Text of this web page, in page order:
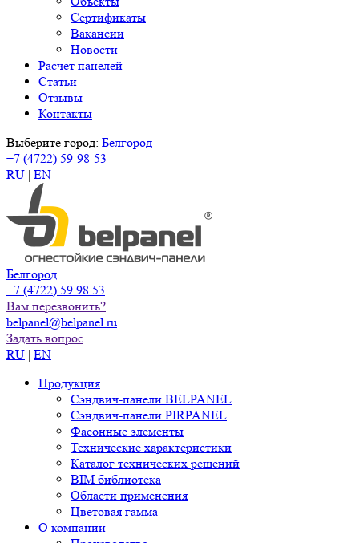
Сертификаты
Вакансии
Новости
Расчет панелей
Статьи
Отзывы
Контакты
Выберите город: Белгород
+7 (4722) 59-98-53
RU | EN
Белгород
+7 (4722) 59 98 53
Вам перезвонить?
belpanel@belpanel.ru
Задать вопрос
RU | EN
Продукция
Сэндвич-панели BELPANEL
Сэндвич-панели PIRPANEL
Фасонные элементы
Технические характеристики
Каталог технических решений
BIM библиотека
Области применения
Цветовая гамма
О компании